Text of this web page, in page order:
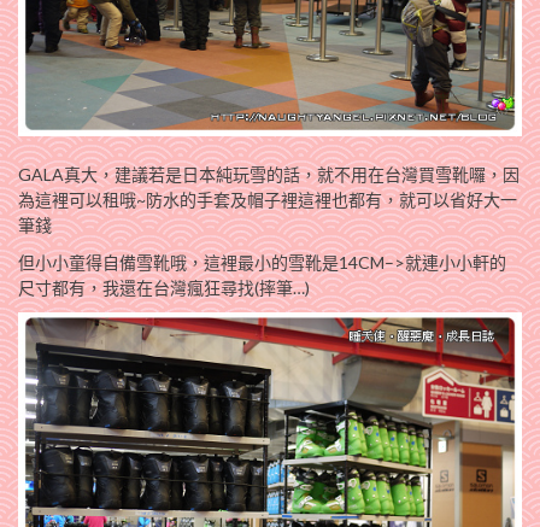
GALA真大，建議若是日本純玩雪的話，就不用在台灣買雪靴囉，因
為這裡可以租哦~防水的手套及帽子裡這裡也都有，就可以省好大一
筆錢
但小小童得自備雪靴哦，這裡最小的雪靴是14CM–>就連小小軒的
尺寸都有，我還在台灣瘋狂尋找(摔筆…)